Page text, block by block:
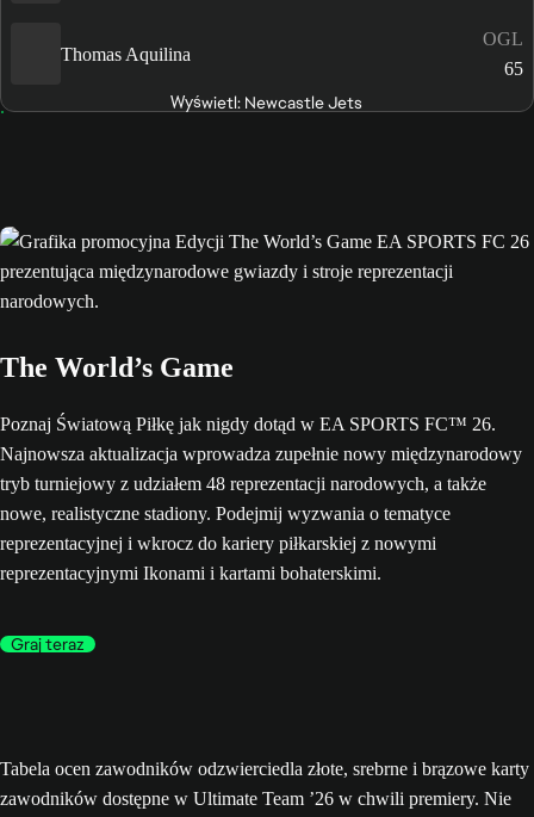
Thomas Aquilina
OGL
65
Wyświetl: Newcastle Jets
The World’s Game
Poznaj Światową Piłkę jak nigdy dotąd w EA SPORTS FC™ 26.
Najnowsza aktualizacja wprowadza zupełnie nowy międzynarodowy
tryb turniejowy z udziałem 48 reprezentacji narodowych, a także
nowe, realistyczne stadiony. Podejmij wyzwania o tematyce
reprezentacyjnej i wkrocz do kariery piłkarskiej z nowymi
reprezentacyjnymi Ikonami i kartami bohaterskimi.
Graj teraz
Tabela ocen zawodników odzwierciedla złote, srebrne i brązowe karty
zawodników dostępne w Ultimate Team ’26 w chwili premiery. Nie